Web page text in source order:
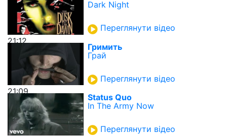
21:12
Dark Night
Переглянути відео
21:09
Гримить
Грай
Переглянути відео
Status Quo
In The Army Now
Переглянути відео